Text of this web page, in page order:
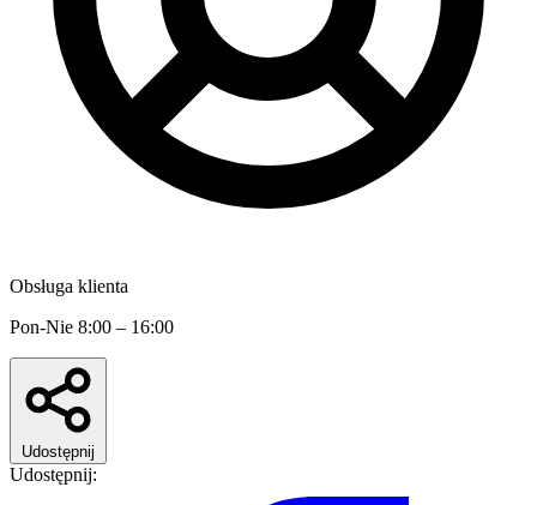
Obsługa klienta
Pon-Nie 8:00 – 16:00
Udostępnij
Udostępnij: